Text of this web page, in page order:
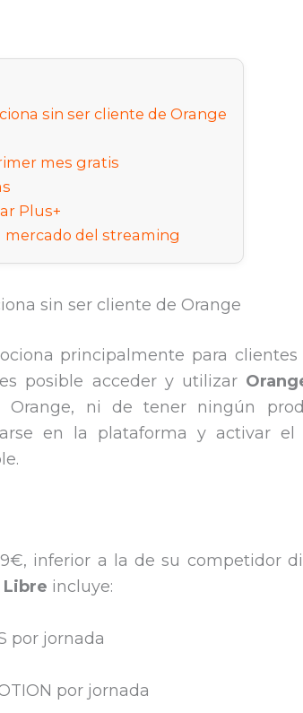
sin ser cliente de Orange
mes gratis
Plus+
mercado del streaming
sin ser cliente de Orange
principalmente para
posible acceder y utilizar
ni de tener ningún
en la plataforma y activar el
inferior a la de su competidor
Libre incluye:
por jornada
por jornada